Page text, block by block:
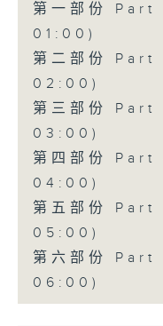
第一部份
01:00)
第二部份
02:00)
第三部份
03:00)
第四部份
04:00)
第五部份
05:00)
第六部份
06:00)